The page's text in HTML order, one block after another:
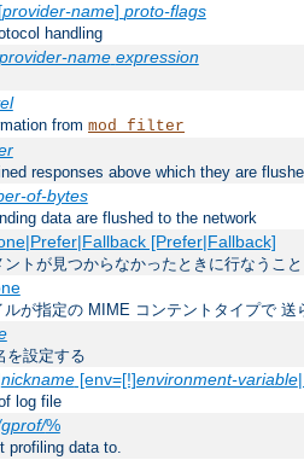
provider-name] proto-flags
handling
provider-name expression
from mod_filter
responses above which they are
of-bytes
data are flushed to the network
[Prefer|Fallback]
トが見つからなかったときに行なうこ
が指定の MIME コンテントタイプで 送
を設定する
nickname[env=[!]environment-variable
log file
%
profiling data to.